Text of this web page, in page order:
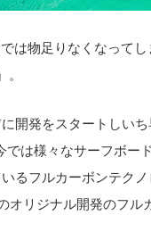
は物足りなくなって
開発をスタートしい
は様々なサーフボ
るフルカーボンテク
オリジナル開発のフ